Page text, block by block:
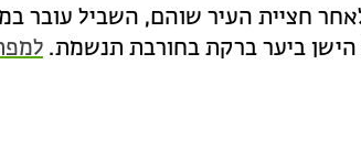
לכבישים 444 ו-6. לאחר חציית העיר שוהם,